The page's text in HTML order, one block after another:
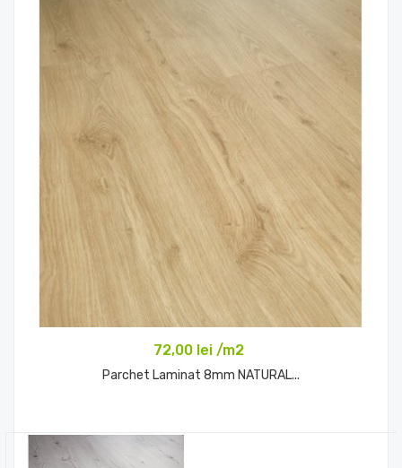
72,00 lei /m2
Parchet Laminat 8mm NATURAL...